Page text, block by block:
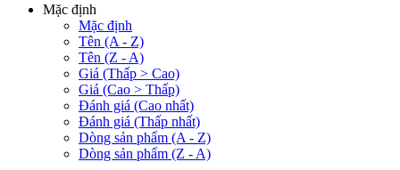
Mặc định
Mặc định
Tên (A - Z)
Tên (Z - A)
Giá (Thấp > Cao)
Giá (Cao > Thấp)
Đánh giá (Cao nhất)
Đánh giá (Thấp nhất)
Dòng sản phẩm (A - Z)
Dòng sản phẩm (Z - A)